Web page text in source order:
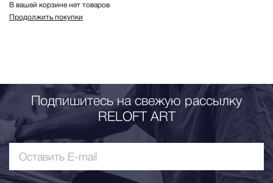
В вашей корзине нет товаров
Продолжить покупки
Подпишитесь на свежую рассылку
RELOFT ART